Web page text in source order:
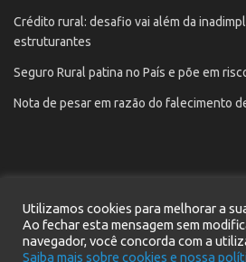
Crédito rural: desafio vai além da
estruturantes
Seguro Rural patina no País e põe em
Nota de pesar em razão do falecimento
Início Notícias Contato
Política de privacidade
Utilizamos cookies para melhorar a
Ao fechar esta mensagem sem
navegador, você concorda com a
Saiba mais sobre cookies e nossa